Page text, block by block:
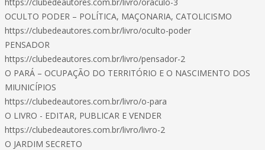
OCULTO PODER – POLÍTICA, MAÇONARIA, CATOLICISMO
https://clubedeautores.com.br/livro/oculto-poder
PENSADOR
https://clubedeautores.com.br/livro/pensador-2
O PARÁ – OCUPAÇÃO DO TERRITÓRIO E O NASCIMENTO DOS
MIUNICÍPIOS
https://clubedeautores.com.br/livro/o-para
O LIVRO - EDITAR, PUBLICAR E VENDER
https://clubedeautores.com.br/livro/livro-2
O JARDIM SECRETO